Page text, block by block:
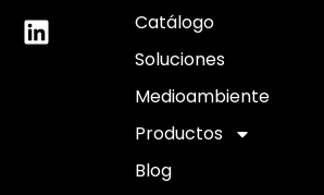
Catálogo
Soluciones
Medioambiente
Productos
Blog